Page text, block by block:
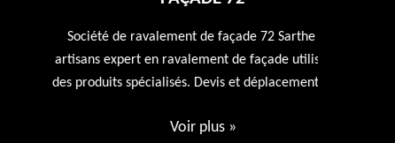
Société de ravalement de façade 72 Sarthe nos
artisans expert en ravalement de façade utiliseront
des produits spécialisés. Devis et déplacement offert
Voir plus»